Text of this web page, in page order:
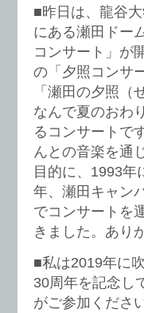
■昨日は、龍谷
にある瀬田ドー
コンサート」が
の「夕照コンサ
「瀬田の夕照（
なんで夏のおわ
るコンサートで
んとの音楽を通
目的に、1993年
年、瀬田キャン
でコンサートを
きました。あり
■私は2019年に
30周年を記念し
がご参加くださ